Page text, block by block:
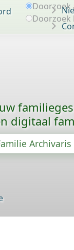
Doorzoek
Doorzoek
digitaal
Archivaris